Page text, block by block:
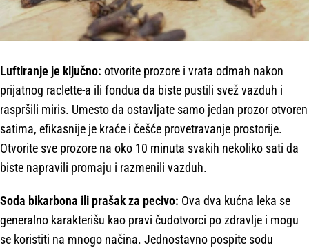
Luftiranje je ključno: otvorite prozore i vrata odmah nakon
prijatnog raclette-a ili fondua da biste pustili svež vazduh i
raspršili miris. Umesto da ostavljate samo jedan prozor otvoren
satima, efikasnije je kraće i češće provetravanje prostorije.
Otvorite sve prozore na oko 10 minuta svakih nekoliko sati da
biste napravili promaju i razmenili vazduh.
Soda bikarbona ili prašak za pecivo: Ova dva kućna leka se
generalno karakterišu kao pravi čudotvorci po zdravlje i mogu
se koristiti na mnogo načina. Jednostavno pospite sodu